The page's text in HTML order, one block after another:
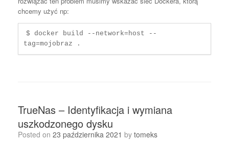
chcemy użyć np:
$ docker build --network=host --
tag=mojobraz .
TrueNas – Identyfikacja i wymiana
uszkodzonego dysku
Posted on 23 października 2021 by tomeks